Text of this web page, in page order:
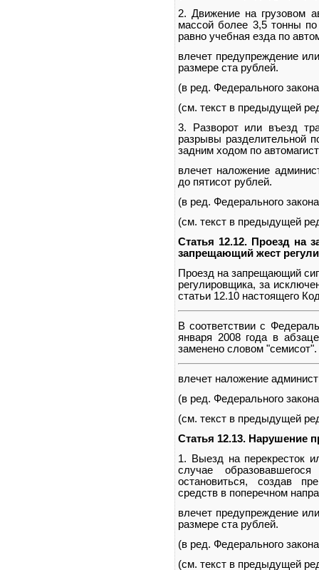
2. Движение на грузовом
массой более 3,5 тонны
равно учебная езда по
влечет предупреждение
размере ста рублей.
(в ред. Федерального
(см. текст в предыдущей
3. Разворот или въезд
разрывы разделительной
задним ходом по
влечет наложение
до пятисот рублей.
(в ред. Федерального
(см. текст в предыдущей
Статья 12.12. Проезд на
запрещающий жест
Проезд на запрещающий
регулировщика, за
статьи 12.10 настоящего
В соответствии с
января 2008 года в
заменено словом "семисот".
влечет наложение
(в ред. Федерального
(см. текст в предыдущей
Статья 12.13. Нарушение
1. Выезд на перекресток
случае
остановиться, создав
средств в поперечном
влечет предупреждение
размере ста рублей.
(в ред. Федерального
(см. текст в предыдущей